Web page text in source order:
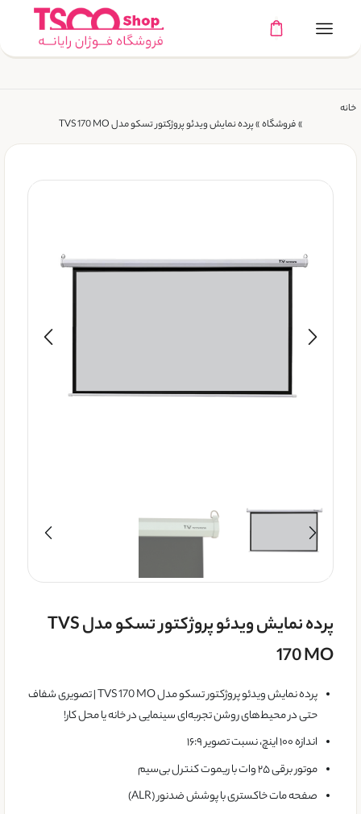
خانه
»فروشگاه»پرده نمایش ویدئو پروژکتور تسکو مدل TVS 170 MO
پرده نمایش ویدئو پروژکتور تسکو مدل TVS
170 MO
پرده نمایش ویدئو پروژکتور تسکو مدل TVS 170 MO | تصویری شفاف
حتی در محیط‌های روشن تجربه‌ای سینمایی در خانه یا محل کار!
اندازه ۱۰۰ اینچ، نسبت تصویر ۱۶:۹
موتور برقی ۲۵ وات با ریموت کنترل بی‌سیم
صفحه مات خاکستری با پوشش ضد‌نور (ALR)